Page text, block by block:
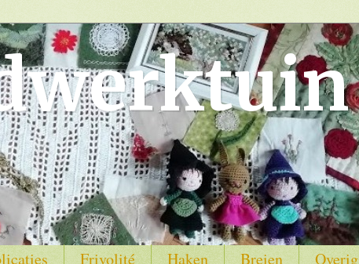
Frivolité Haken Breien Overig